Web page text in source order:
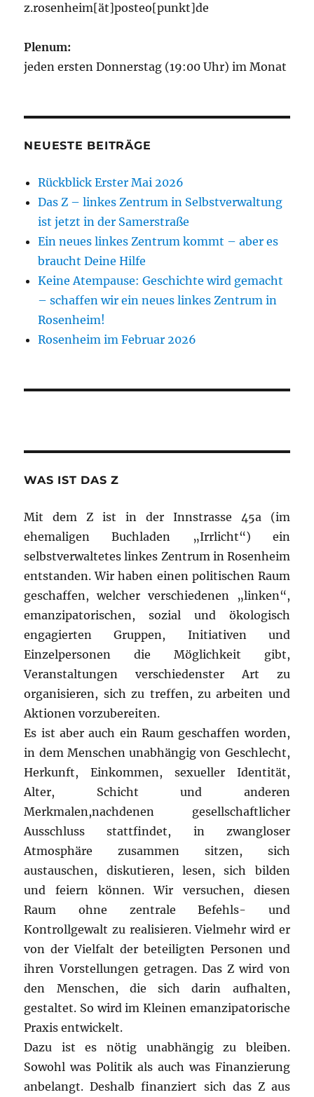
z.rosenheim[ät]posteo[punkt]de
Plenum:
jeden ersten Donnerstag (19:00 Uhr) im Monat
NEUESTE BEITRÄGE
Rückblick Erster Mai 2026
Das Z – linkes Zentrum in Selbstverwaltung
ist jetzt in der Samerstraße
Ein neues linkes Zentrum kommt – aber es
braucht Deine Hilfe
Keine Atempause: Geschichte wird gemacht
– schaffen wir ein neues linkes Zentrum in
Rosenheim!
Rosenheim im Februar 2026
WAS IST DAS Z
Mit dem Z ist in der Innstrasse 45a (im
ehemaligen Buchladen „Irrlicht“) ein
selbstverwaltetes linkes Zentrum in Rosenheim
entstanden. Wir haben einen politischen Raum
geschaffen, welcher verschiedenen „linken“,
emanzipatorischen, sozial und ökologisch
engagierten Gruppen, Initiativen und
Einzelpersonen die Möglichkeit gibt,
Veranstaltungen verschiedenster Art zu
organisieren, sich zu treffen, zu arbeiten und
Aktionen vorzubereiten.
Es ist aber auch ein Raum geschaffen worden,
in dem Menschen unabhängig von Geschlecht,
Herkunft, Einkommen, sexueller Identität,
Alter, Schicht und anderen
Merkmalen,nachdenen gesellschaftlicher
Ausschluss stattfindet, in zwangloser
Atmosphäre zusammen sitzen, sich
austauschen, diskutieren, lesen, sich bilden
und feiern können. Wir versuchen, diesen
Raum ohne zentrale Befehls- und
Kontrollgewalt zu realisieren. Vielmehr wird er
von der Vielfalt der beteiligten Personen und
ihren Vorstellungen getragen. Das Z wird von
den Menschen, die sich darin aufhalten,
gestaltet. So wird im Kleinen emanzipatorische
Praxis entwickelt.
Dazu ist es nötig unabhängig zu bleiben.
Sowohl was Politik als auch was Finanzierung
anbelangt. Deshalb finanziert sich das Z aus